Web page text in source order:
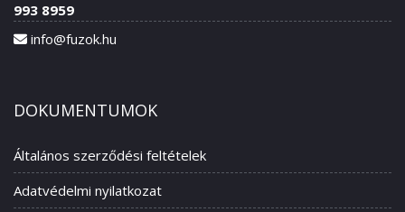
993 8959
info@fuzok.hu
DOKUMENTUMOK
Általános szerződési feltételek
Adatvédelmi nyilatkozat